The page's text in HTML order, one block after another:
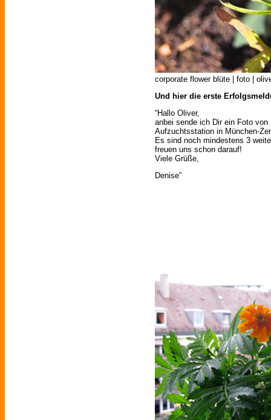
corporate flower blüte | foto |
Und hier die erste
“Hallo Oliver,
anbei sende ich Dir ein Foto von
Aufzuchtsstation in München-
Es sind noch mindestens 3
freuen uns schon darauf!
Viele Grüße,
Denise”